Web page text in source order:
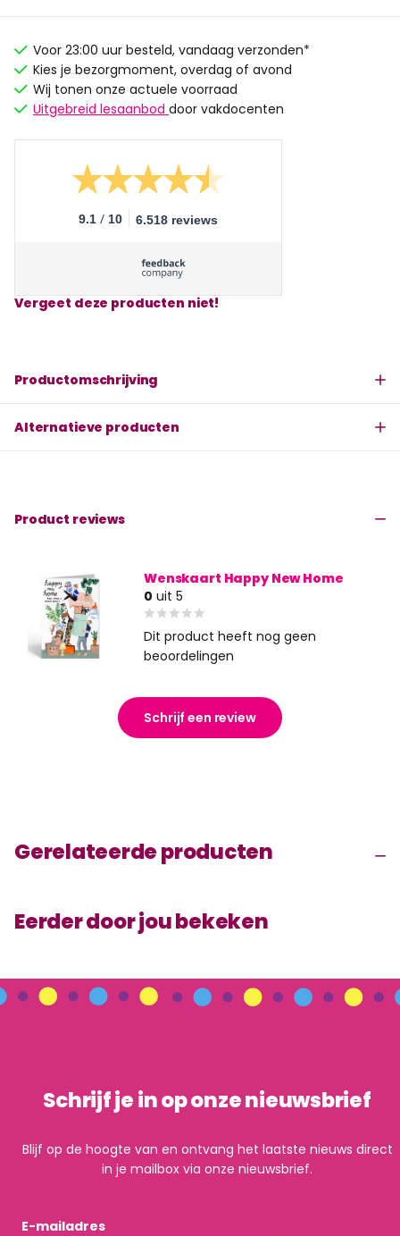
Voor 23:00 uur besteld, vandaag verzonden*
Kies je bezorgmoment, overdag of avond
Wij tonen onze actuele voorraad
Uitgebreid lesaanbod door vakdocenten
9.1 / 10 6.518 reviews
Vergeet deze producten niet!
Productomschrijving
Alternatieve producten
Product reviews
Wenskaart Happy New Home
0 uit 5
Dit product heeft nog geen
beoordelingen
Schrijf een review
Gerelateerde producten
Eerder door jou bekeken
Schrijf je in op onze nieuwsbrief
Blijf op de hoogte van en ontvang het laatste nieuws direct
in je mailbox via onze nieuwsbrief.
E-mailadres